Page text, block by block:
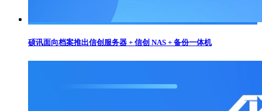
硕讯面向档案推出信创服务器 + 信创 NAS + 备份一体机